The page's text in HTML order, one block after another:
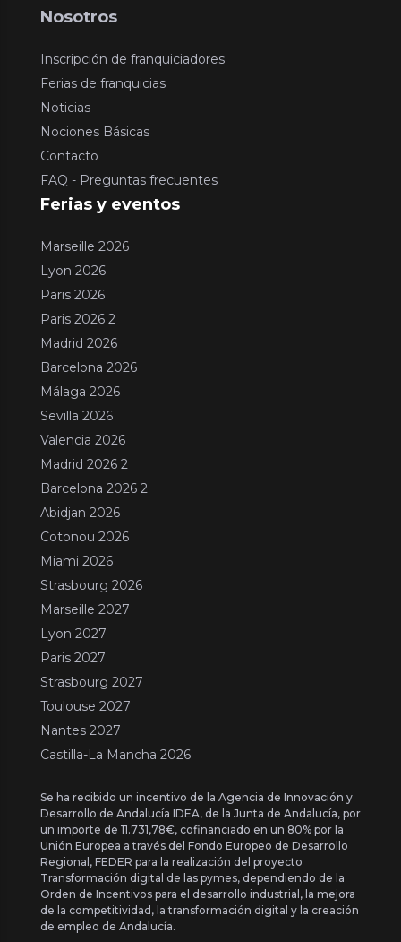
Nosotros
Inscripción de franquiciadores
Ferias de franquicias
Noticias
Nociones Básicas
Contacto
FAQ - Preguntas frecuentes
Ferias y eventos
Marseille 2026
Lyon 2026
Paris 2026
Paris 2026 2
Madrid 2026
Barcelona 2026
Málaga 2026
Sevilla 2026
Valencia 2026
Madrid 2026 2
Barcelona 2026 2
Abidjan 2026
Cotonou 2026
Miami 2026
Strasbourg 2026
Marseille 2027
Lyon 2027
Paris 2027
Strasbourg 2027
Toulouse 2027
Nantes 2027
Castilla-La Mancha 2026
Se ha recibido un incentivo de la Agencia de Innovación y
Desarrollo de Andalucía IDEA, de la Junta de Andalucía, por
un importe de 11.731,78€, cofinanciado en un 80% por la
Unión Europea a través del Fondo Europeo de Desarrollo
Regional, FEDER para la realización del proyecto
Transformación digital de las pymes, dependiendo de la
Orden de Incentivos para el desarrollo industrial, la mejora
de la competitividad, la transformación digital y la creación
de empleo de Andalucía.